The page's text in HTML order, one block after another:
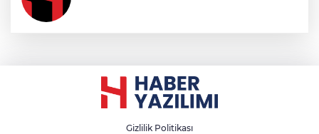
Gizlilik Politikası